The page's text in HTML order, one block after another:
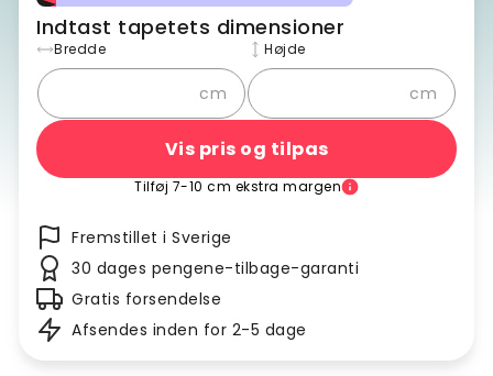
Indtast tapetets dimensioner
Bredde
cm
Højde
cm
Vis pris og tilpas
Tilføj 7-10 cm ekstra margen
Fremstillet i Sverige
30 dages pengene-tilbage-garanti
Gratis forsendelse
Afsendes inden for 2-5 dage